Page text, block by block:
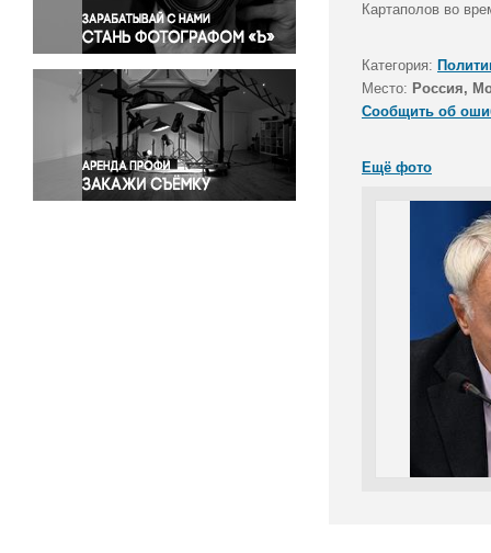
Происшествия и конфликты
Религия
Светская жизнь
Спорт
Экология
Экономика и бизнес
Картаполов во
Категория:
Место: Россия,
Сообщить об
Ещё фото